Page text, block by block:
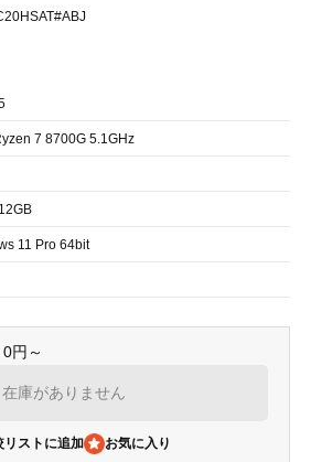
7 8700G 5.1GHz
11 Pro 64bit
円～
在庫がありません
リストに追加